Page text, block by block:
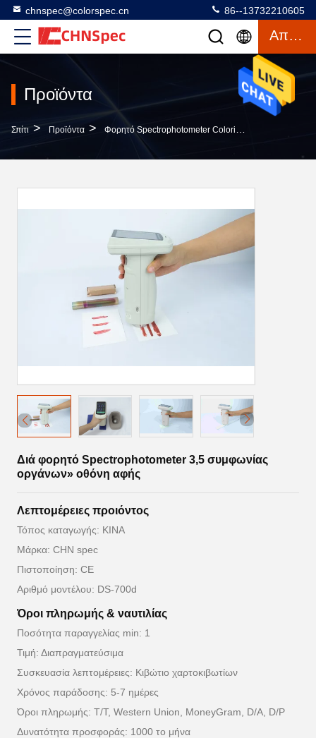
chnspec@colorspec.cn 86--13732210605
Απόσπασμα
Προϊόντα
Σπίτι > Προϊόντα > Φορητό Spectrophotometer Colorimeter
Διά φορητό Spectrophotometer 3,5 συμφωνίας
οργάνων» οθόνη αφής
Λεπτομέρειες προιόντος
Τόπος καταγωγής: ΚΙΝΑ
Μάρκα: CHN spec
Πιστοποίηση: CE
Αριθμό μοντέλου: DS-700d
Όροι πληρωμής & ναυτιλίας
Ποσότητα παραγγελίας min: 1
Τιμή: Διαπραγματεύσιμα
Συσκευασία λεπτομέρειες: Κιβώτιο χαρτοκιβωτίων
Χρόνος παράδοσης: 5-7 ημέρες
Όροι πληρωμής: T/T, Western Union, MoneyGram, D/A, D/P
Δυνατότητα προσφοράς: 1000 το μήνα